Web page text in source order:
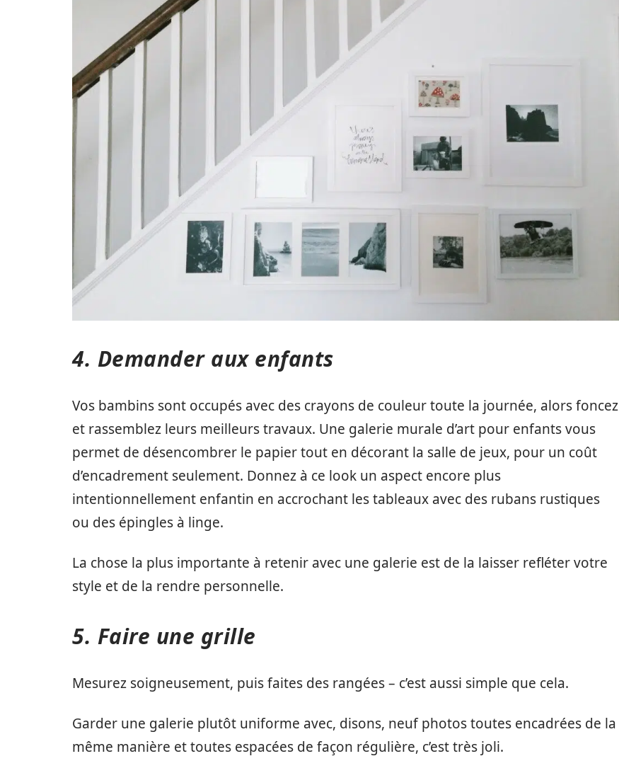
4. Demander aux enfants
Vos bambins sont occupés avec des crayons de couleur toute la journée, alors foncez
et rassemblez leurs meilleurs travaux. Une galerie murale d’art pour enfants vous
permet de désencombrer le papier tout en décorant la salle de jeux, pour un coût
d’encadrement seulement. Donnez à ce look un aspect encore plus
intentionnellement enfantin en accrochant les tableaux avec des rubans rustiques
ou des épingles à linge.
La chose la plus importante à retenir avec une galerie est de la laisser refléter votre
style et de la rendre personnelle.
5. Faire une grille
Mesurez soigneusement, puis faites des rangées – c’est aussi simple que cela.
Garder une galerie plutôt uniforme avec, disons, neuf photos toutes encadrées de la
même manière et toutes espacées de façon régulière, c’est très joli.